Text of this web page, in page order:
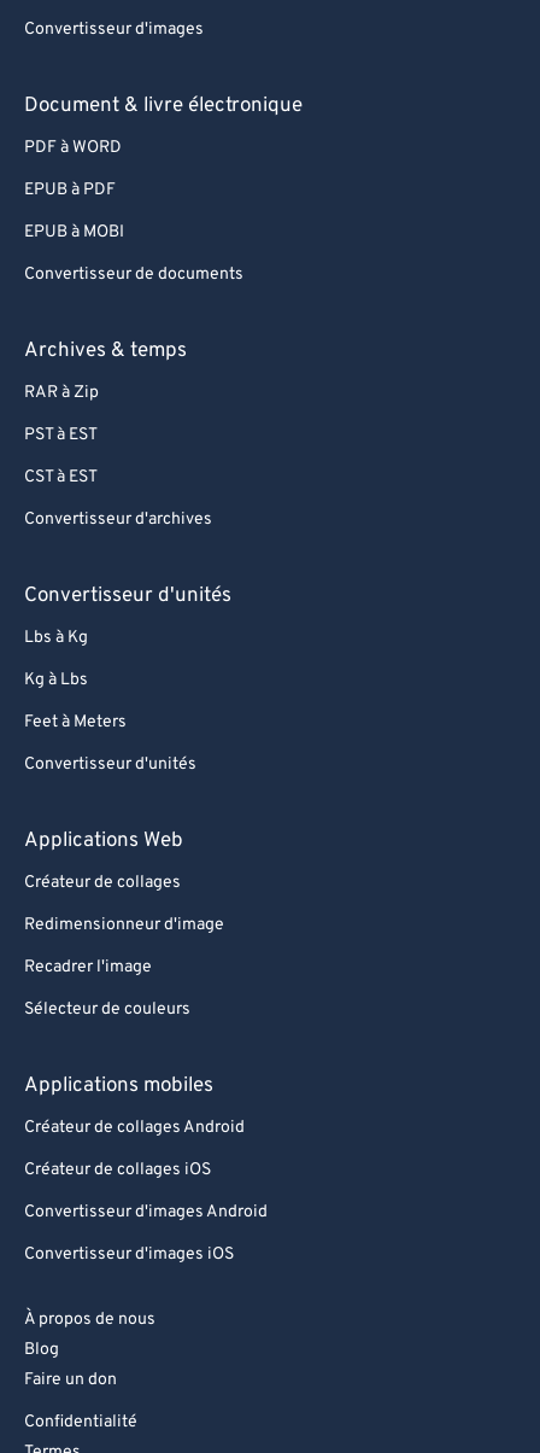
Convertisseur d'images
Document & livre électronique
PDF à WORD
EPUB à PDF
EPUB à MOBI
Convertisseur de documents
Archives & temps
RAR à Zip
PST à EST
CST à EST
Convertisseur d'archives
Convertisseur d'unités
Lbs à Kg
Kg à Lbs
Feet à Meters
Convertisseur d'unités
Applications Web
Créateur de collages
Redimensionneur d'image
Recadrer l'image
Sélecteur de couleurs
Applications mobiles
Créateur de collages Android
Créateur de collages iOS
Convertisseur d'images Android
Convertisseur d'images iOS
À propos de nous
Blog
Faire un don
Confidentialité